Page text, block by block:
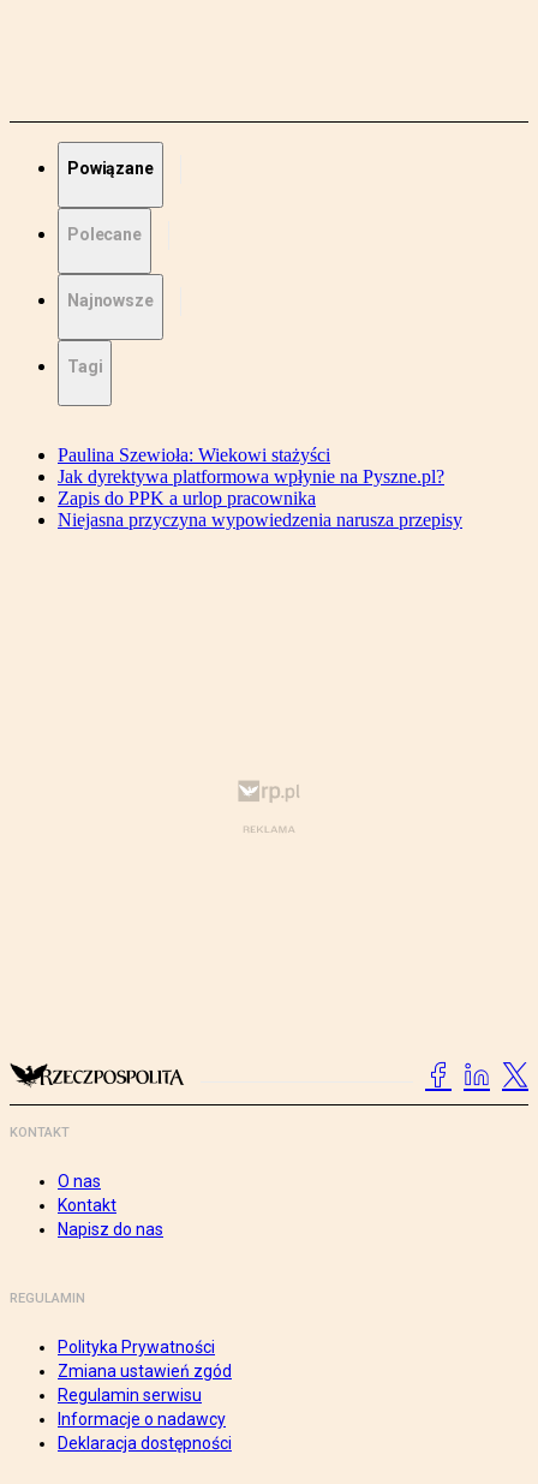
Powiązane
Polecane
Najnowsze
Tagi
Paulina Szewioła: Wiekowi stażyści
Jak dyrektywa platformowa wpłynie na Pyszne.pl?
Zapis do PPK a urlop pracownika
Niejasna przyczyna wypowiedzenia narusza przepisy
KONTAKT
O nas
Kontakt
Napisz do nas
REGULAMIN
Polityka Prywatności
Zmiana ustawień zgód
Regulamin serwisu
Informacje o nadawcy
Deklaracja dostępności